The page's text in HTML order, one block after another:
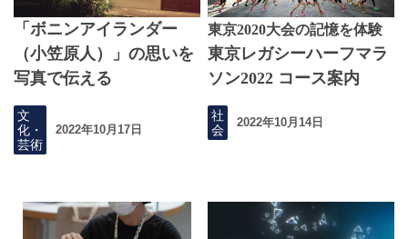
「ボニンアイランダー
（小笠原人）」の思いを
写真で伝える
文
化・
芸術
2022年10月17日
東京2020大会の記憶を体験
東京レガシーハーフマラ
ソン2022 コース案内
社
会
2022年10月14日